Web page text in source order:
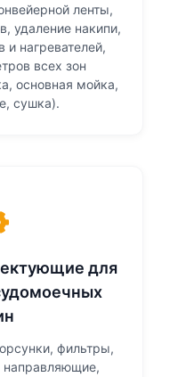
ленты,
удаление накипи,
и нагревателей,
всех зон
основная мойка,
сушка).
для
фильтры,
направляющие,